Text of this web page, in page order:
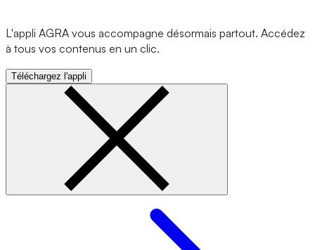
L'appli AGRA vous accompagne désormais partout. Accédez
à tous vos contenus en un clic.
Téléchargez l'appli